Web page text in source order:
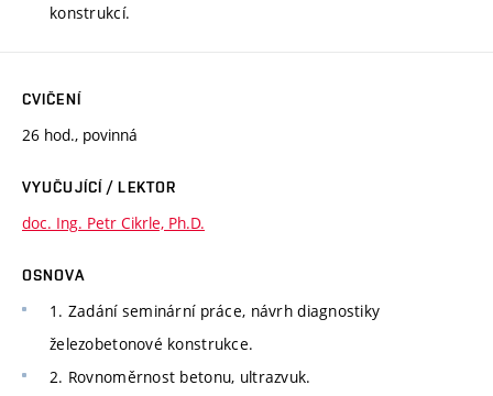
konstrukcí.
CVIČENÍ
26 hod., povinná
VYUČUJÍCÍ / LEKTOR
doc. Ing. Petr Cikrle, Ph.D.
OSNOVA
1. Zadání seminární práce, návrh diagnostiky
železobetonové konstrukce.
2. Rovnoměrnost betonu, ultrazvuk.